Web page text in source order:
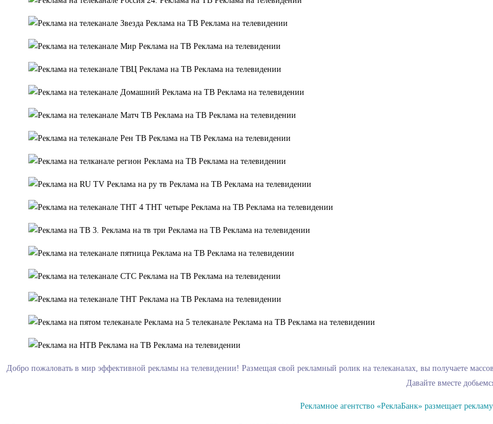
Добро пожаловать в мир эффективной рекламы на телевидении! Размещая свой рекламный ролик на телеканалах, вы получаете
Давайте вместе
Рекламное агентство «РеклаБанк» размещает